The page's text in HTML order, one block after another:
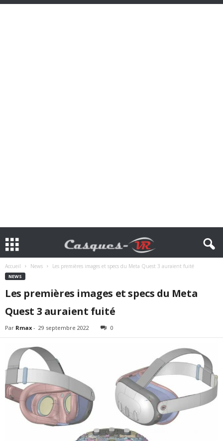
Accueil News Les premières images et specs du Meta Quest 3 auraient fuité
NEWS
Les premières images et specs du Meta
Quest 3 auraient fuité
Par Rmax - 29 septembre 2022 0